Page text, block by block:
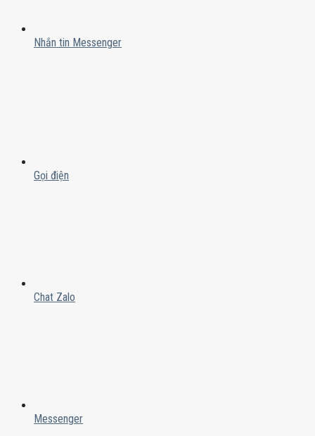
Nhắn tin Messenger
Gọi điện
Chat Zalo
Messenger